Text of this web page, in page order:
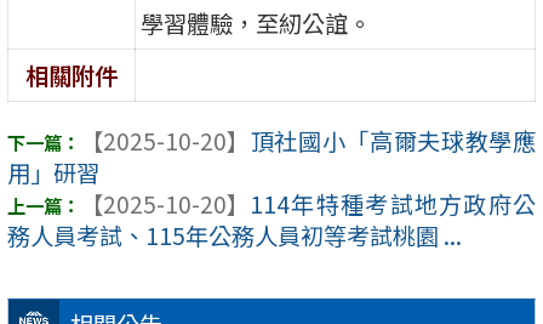
學習體驗，至紉公誼。
相關附件
【2025-10-20】 頂社國小「高爾夫球教學應
用」研習
【2025-10-20】 114年特種考試地方政府公
務人員考試、115年公務人員初等考試桃園 ...